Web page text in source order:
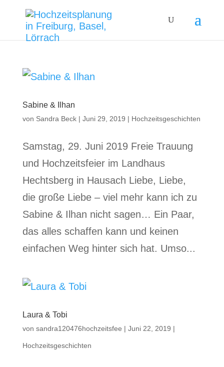
Sabine & Ilhan
von Sandra Beck| Juni 29, 2019 | Hochzeitsgeschichten
Samstag, 29. Juni 2019 Freie Trauung
und Hochzeitsfeier im Landhaus
Hechtsberg in Hausach Liebe, Liebe,
die große Liebe – viel mehr kann ich zu
Sabine & Ilhan nicht sagen… Ein Paar,
das alles schaffen kann und keinen
einfachen Weg hinter sich hat. Umso...
Laura & Tobi
von sandra120476hochzeitsfee | Juni 22, 2019 |
Hochzeitsgeschichten